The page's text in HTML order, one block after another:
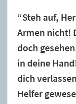
“Steh auf,
Armen nicht!
doch
in deine
dich
Helfer